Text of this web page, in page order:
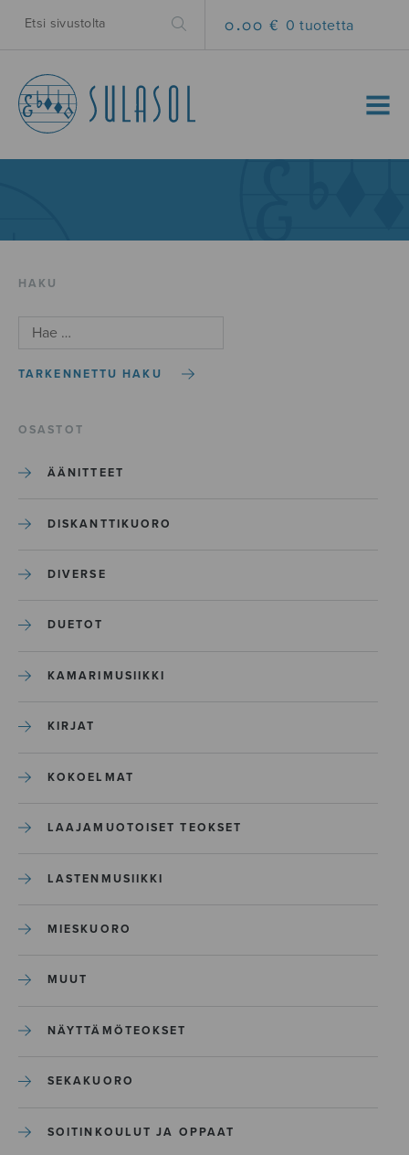
0.00 € 0 tuotetta
MENU
HAKU
TARKENNETTU HAKU
OSASTOT
ÄÄNITTEET
DISKANTTIKUORO
DIVERSE
DUETOT
KAMARIMUSIIKKI
KIRJAT
KOKOELMAT
LAAJAMUOTOISET TEOKSET
LASTENMUSIIKKI
MIESKUORO
MUUT
NÄYTTÄMÖTEOKSET
SEKAKUORO
SOITINKOULUT JA OPPAAT